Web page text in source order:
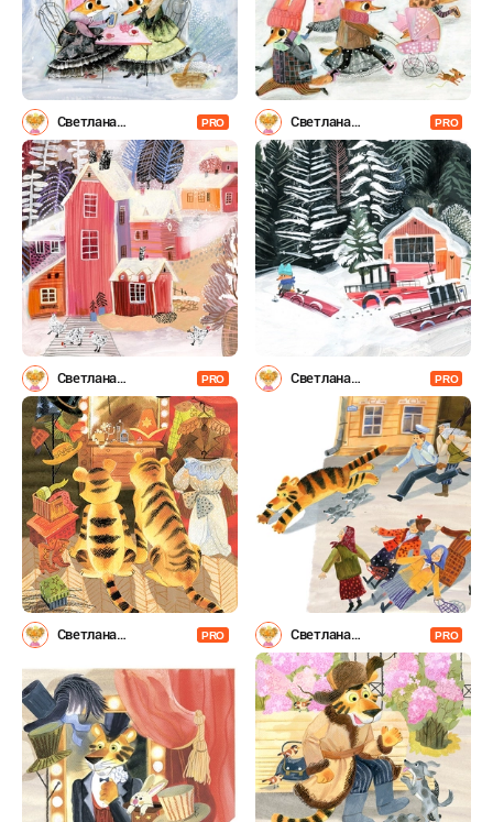
Светлана
Емельянова
PRO
Светлана
Емельянова
PRO
Светлана
Емельянова
PRO
Светлана
Емельянова
PRO
Светлана
PRO
Светлана
Емельянова
PRO